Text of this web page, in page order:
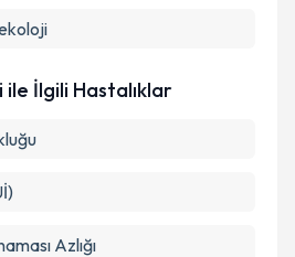
kabul ediyorum.
Talebini Gönder
İlgili Hastalıklar
Azlığı